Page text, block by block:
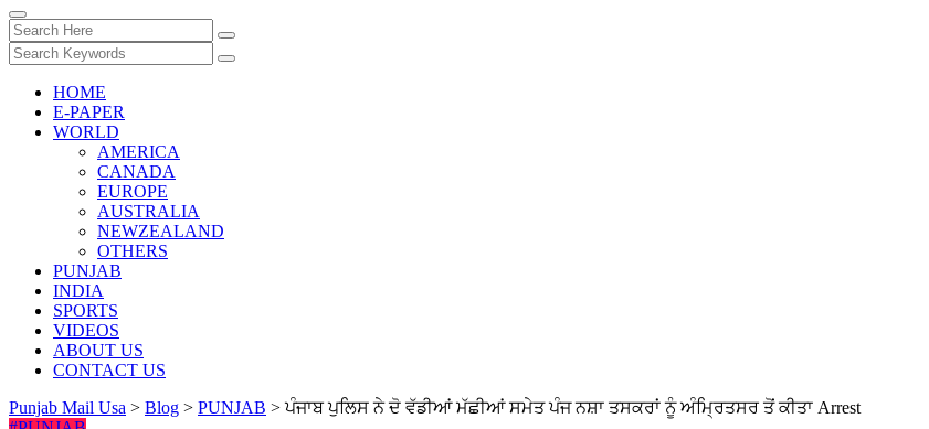
HOME
E-PAPER
WORLD
AMERICA
CANADA
EUROPE
AUSTRALIA
NEWZEALAND
OTHERS
PUNJAB
INDIA
SPORTS
VIDEOS
ABOUT US
CONTACT US
Punjab Mail Usa > Blog > PUNJAB >ਪੰਜਾਬ ਪੁਲਿਸ ਨੇ ਦੋ ਵੱਡੀਆਂ ਮੱਛੀਆਂ ਸਮੇਤ ਪੰਜ ਨਸ਼ਾ ਤਸਕਰਾਂ ਨੂੰ ਅੰਮ੍ਰਿਤਸਰ ਤੋਂ ਕੀਤਾ Arrest